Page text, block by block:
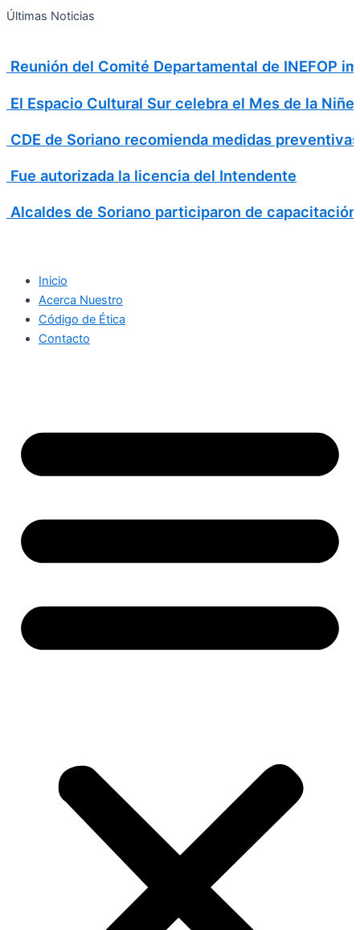
Ir
Últimas Noticias
Reunión del Comité Departamental de INEFOP
El Espacio Cultural Sur celebra el Mes de la
CDE de Soriano recomienda medidas
Fue autorizada la licencia del Intendente
Alcaldes de Soriano participaron de
Inicio
Acerca Nuestro
Código de Ética
Contacto
Search